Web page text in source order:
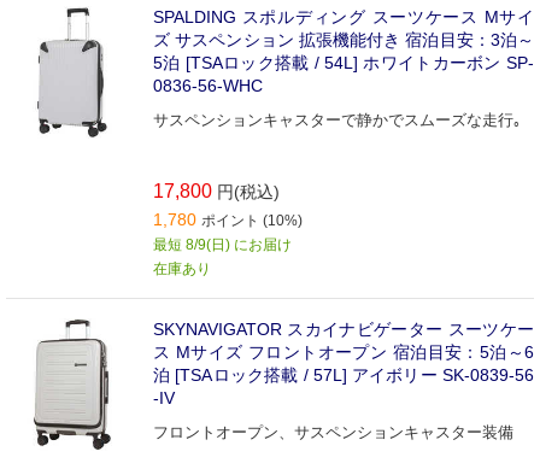
SPALDING スポルディング スーツケース Mサイ
ズ サスペンション 拡張機能付き 宿泊目安：3泊～
5泊 [TSAロック搭載 / 54L] ホワイトカーボン SP-
0836-56-WHC
サスペンションキャスターで静かでスムーズな走行｡
17,800 円(税込)
1,780 ポイント (10%)
最短 8/9(日) にお届け
在庫あり
SKYNAVIGATOR スカイナビゲーター スーツケー
ス Mサイズ フロントオープン 宿泊目安：5泊～6
泊 [TSAロック搭載 / 57L] アイボリー SK-0839-56
-IV
フロントオープン、サスペンションキャスター装備